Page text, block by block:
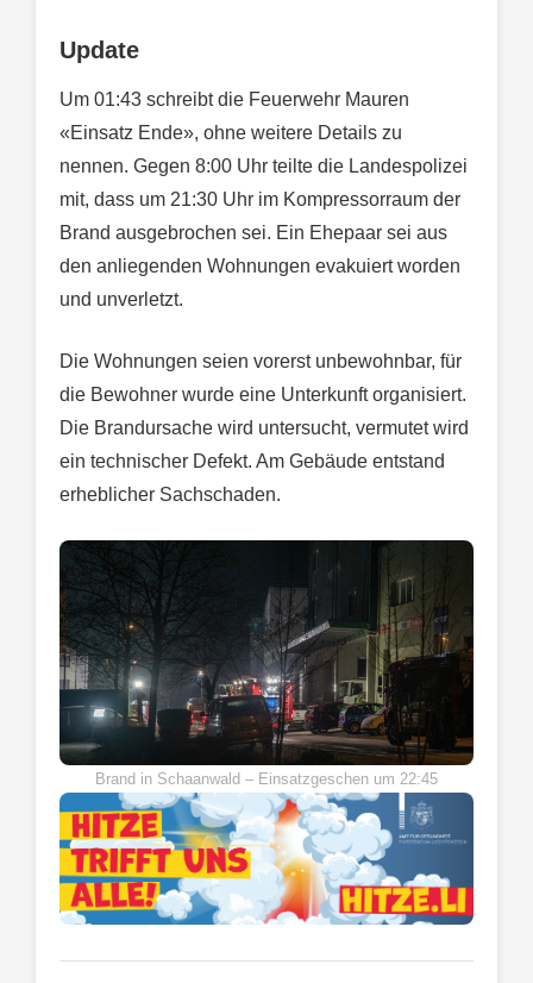
Update
Um 01:43 schreibt die Feuerwehr Mauren
«Einsatz Ende», ohne weitere Details zu
nennen. Gegen 8:00 Uhr teilte die Landespolizei
mit, dass um 21:30 Uhr im Kompressorraum der
Brand ausgebrochen sei. Ein Ehepaar sei aus
den anliegenden Wohnungen evakuiert worden
und unverletzt.
Die Wohnungen seien vorerst unbewohnbar, für
die Bewohner wurde eine Unterkunft organisiert.
Die Brandursache wird untersucht, vermutet wird
ein technischer Defekt. Am Gebäude entstand
erheblicher Sachschaden.
Brand in Schaanwald – Einsatzgeschen um 22:45